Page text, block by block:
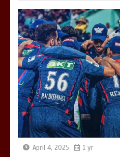
April 4, 2025 1 yr